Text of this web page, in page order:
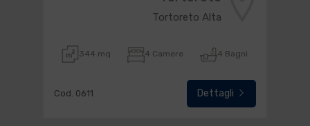
Tortoreto Alta
344 mq 4 Camere 4 Bagni
Cod. 0611 Dettagli